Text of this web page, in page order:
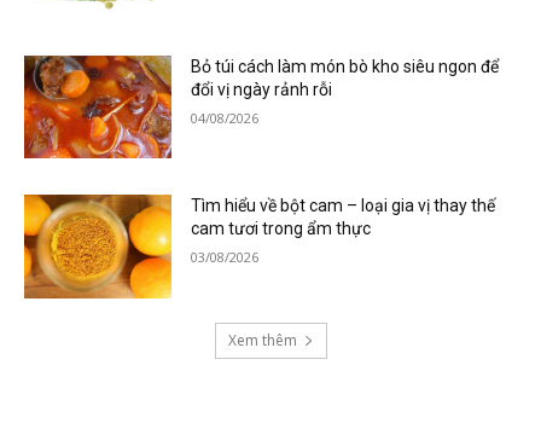
Bỏ túi cách làm món bò kho siêu ngon để
đổi vị ngày rảnh rỗi
04/08/2026
Tìm hiểu về bột cam – loại gia vị thay thế
cam tươi trong ẩm thực
03/08/2026
Xem thêm